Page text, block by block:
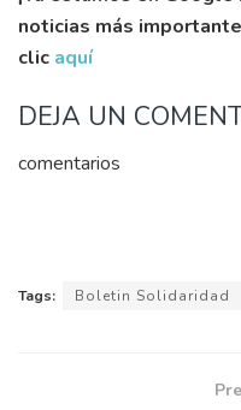
noticias más
clic aquí
DEJA UN
comentarios
Tags: Boletin Solidaridad